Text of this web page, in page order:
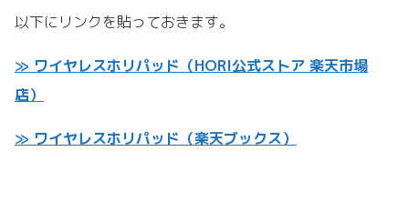
以下にリンクを貼っておきます。
≫ ワイヤレスホリパッド（HORI公式ストア 楽天市場
店）
≫ ワイヤレスホリパッド（楽天ブックス）